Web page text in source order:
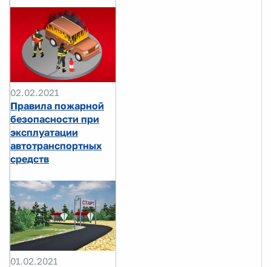
02.02.2021
Правила пожарной
безопасности при
эксплуатации
автотранспортных
средств
01.02.2021